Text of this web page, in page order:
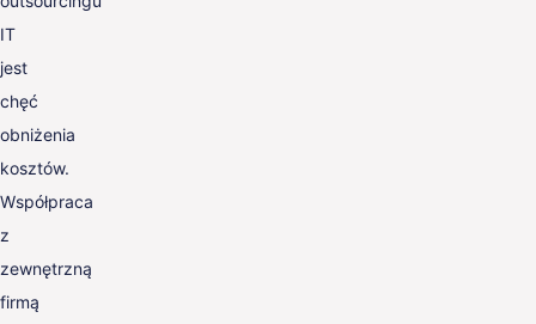
IT
jest
chęć
obniżenia
kosztów.
Współpraca
z
zewnętrzną
firmą